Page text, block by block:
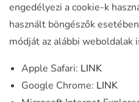
engedélyezi a cookie-k
használt böngészők
módját az alábbi weboldalak
Apple Safari: LINK
Google Chrome: LINK